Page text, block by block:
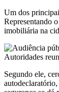
Um dos
Representando
imobiliária na
Autoridades
Segundo ele,